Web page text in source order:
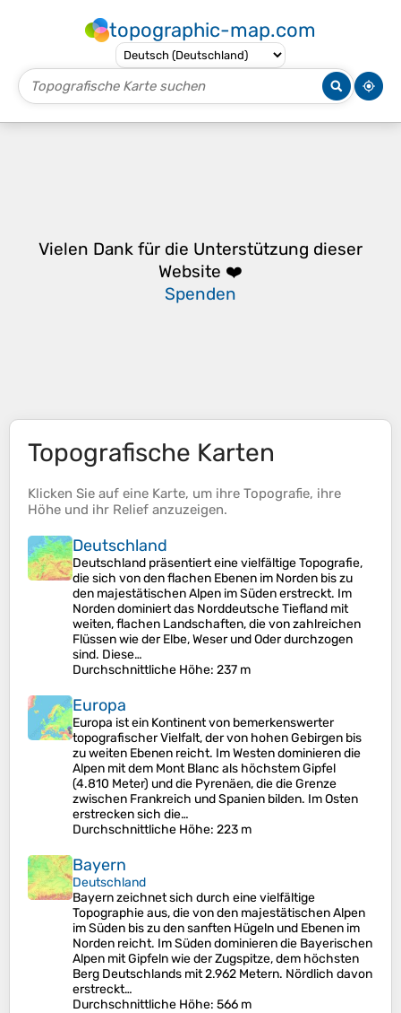
topographic-map.com
Vielen Dank für die Unterstützung dieser
Website ❤️
Spenden
Topografische Karten
Klicken Sie auf eine Karte, um ihre Topografie, ihre
Höhe und ihr Relief anzuzeigen.
Deutschland
Deutschland präsentiert eine vielfältige Topografie,
die sich von den flachen Ebenen im Norden bis zu
den majestätischen Alpen im Süden erstreckt. Im
Norden dominiert das Norddeutsche Tiefland mit
weiten, flachen Landschaften, die von zahlreichen
Flüssen wie der Elbe, Weser und Oder durchzogen
sind. Diese…
Durchschnittliche Höhe: 237 m
Europa
Europa ist ein Kontinent von bemerkenswerter
topografischer Vielfalt, der von hohen Gebirgen bis
zu weiten Ebenen reicht. Im Westen dominieren die
Alpen mit dem Mont Blanc als höchstem Gipfel
(4.810 Meter) und die Pyrenäen, die die Grenze
zwischen Frankreich und Spanien bilden. Im Osten
erstrecken sich die…
Durchschnittliche Höhe: 223 m
Bayern
Deutschland
Bayern zeichnet sich durch eine vielfältige
Topographie aus, die von den majestätischen Alpen
im Süden bis zu den sanften Hügeln und Ebenen im
Norden reicht. Im Süden dominieren die Bayerischen
Alpen mit Gipfeln wie der Zugspitze, dem höchsten
Berg Deutschlands mit 2.962 Metern. Nördlich davon
erstreckt…
Durchschnittliche Höhe: 566 m